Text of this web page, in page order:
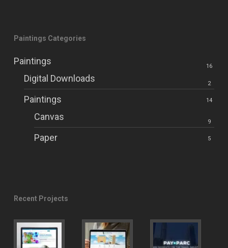
Paintings Categories
Paintings 16
Digital Downloads 2
Paintings 14
Canvas 9
Paper 5
Recent Projects